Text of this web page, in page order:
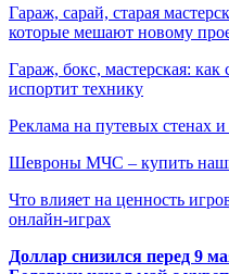
Гараж, сарай, старая
которые мешают новому
Гараж, бокс, мастерская: как
испортит технику
Реклама на путевых стенах
Шевроны МЧС – купить
Что влияет на ценность
онлайн-играх
Доллар снизился перед 9